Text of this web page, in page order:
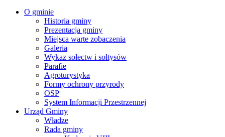
O gminie
Historia gminy
Prezentacja gminy
Miejsca warte zobaczenia
Galeria
Wykaz sołectw i sołtysów
Parafie
Agroturystyka
Formy ochrony przyrody
OSP
System Informacji Przestrzennej
Urząd Gminy
Władze
Rada gminy